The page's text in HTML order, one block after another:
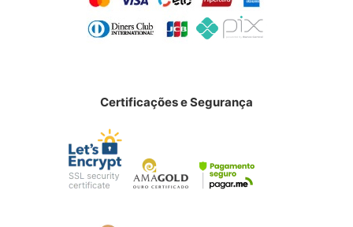
Certificações e Segurança